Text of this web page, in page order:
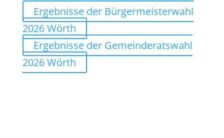
Ergebnisse der Bürgermeisterwahl
2026 Wörth
Ergebnisse der Gemeinderatswahl
2026 Wörth